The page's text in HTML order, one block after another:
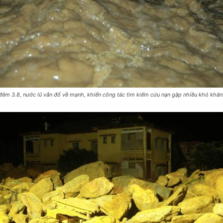
3.8, nước lũ vẫn đổ về mạnh, khiến công tác tìm kiếm cứu nạn gặp nhiều khó